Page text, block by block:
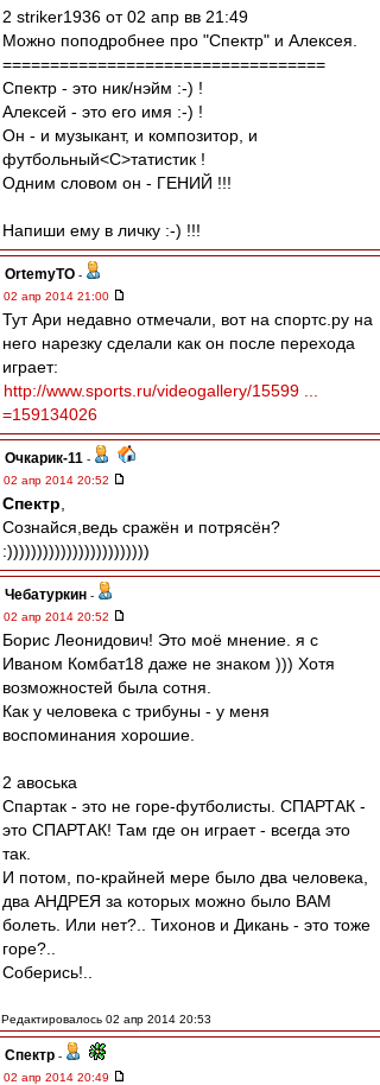
2 striker1936 от 02 апр вв 21:49
Можно поподробнее про "Спектр" и Алексея.
==================================
Спектр - это ник/нэйм :-) !
Алексей - это его имя :-) !
Он - и музыкант, и композитор, и
футбольный<C>татистик !
Одним словом он - ГЕНИЙ !!!
Напиши ему в личку :-) !!!
OrtemyTO -
02 апр 2014 21:00
Тут Ари недавно отмечали, вот на спортс.ру на
него нарезку сделали как он после перехода
играет:
http://www.sports.ru/videogallery/15599 ...
=159134026
Очкарик-11 -
02 апр 2014 20:52
Спектр
Сознайся,ведь сражён и потрясён?
:))))))))))))))))))))))))
Чебатуркин -
02 апр 2014 20:52
Борис Леонидович! Это моё мнение. я с
Иваном Комбат18 даже не знаком ))) Хотя
возможностей была сотня.
Как у человека с трибуны - у меня
воспоминания хорошие.
2 авоська
Спартак - это не горе-футболисты. СПАРТАК -
это СПАРТАК! Там где он играет - всегда это
так.
И потом, по-крайней мере было два человека,
два АНДРЕЯ за которых можно было ВАМ
болеть. Или нет?.. Тихонов и Дикань - это тоже
горе?..
Соберись!..
Редактировалось 02 апр 2014 20:53
Спектр -
02 апр 2014 20:49